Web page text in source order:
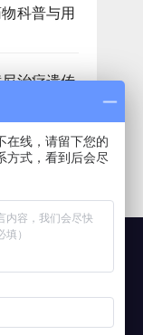
科普与用
治疗遗传
在线，请留下您的
方式，看到后会尽